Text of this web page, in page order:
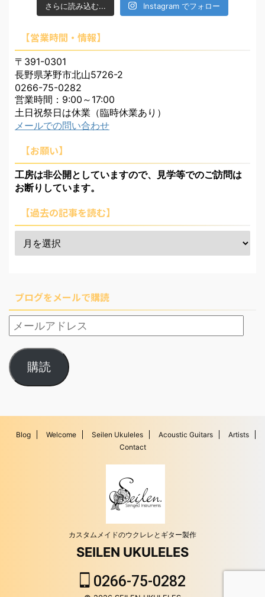
さらに読み込む... Instagram でフォロー
【営業時間・情報】
〒391-0301
長野県茅野市北山5726-2
0266-75-0282
営業時間：9:00～17:00
土日祝祭日は休業（臨時休業あり）
メールでの問い合わせ
【お願い】
工房は非公開としていますので、見学等でのご訪問は
お断りしています。
【過去の記事を読む】
ブログをメールで購読
購読
Blog Welcome Seilen Ukuleles Acoustic Guitars
Artists
Contact
カスタムメイドのウクレレとギター製作
SEILEN UKULELES
0266-75-0282